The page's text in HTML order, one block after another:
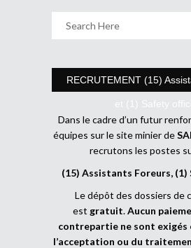
RECRUTEMENT (15)
et (1) Safety
Dans le cadre d’un futur
équipes sur le site minier de
recrutons les postes
(15) Assistants Foreurs,
Le dépôt des dossiers de
est gratuit.Aucun
contrepartie ne sont exigés
l’acceptation ou du